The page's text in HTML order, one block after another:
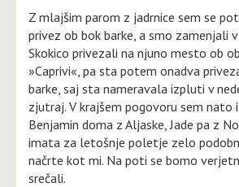
Z mlajšim parom z jadrnice sem se
privez ob bok barke, a smo zamenjali
Skokico privezali na njuno mesto ob
»Caprivi«, pa sta potem onadva
barke, saj sta nameravala izpluti v
zjutraj. V krajšem pogovoru sem nato
Benjamin doma z Aljaske, Jade pa z
imata za letošnje poletje zelo
načrte kot mi. Na poti se bomo
srečali.